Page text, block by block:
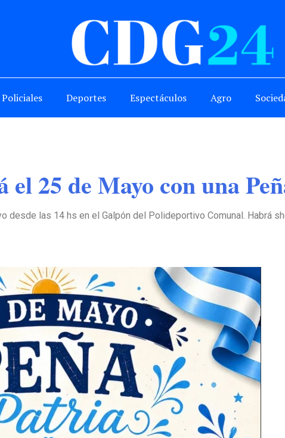
Policiales Deportes Espectáculos Agro
25 de Mayo con una
desde las 14 hs en el Galpón del Polideportivo Comunal. Habrá